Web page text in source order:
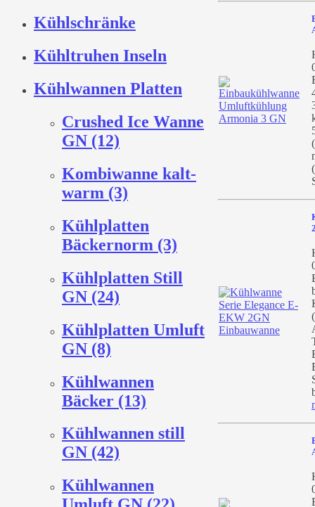
Kühlschränke
Kühltruhen Inseln
Kühlwannen Platten
Crushed Ice Wanne
GN (12)
Kombiwanne kalt-
warm (3)
Kühlplatten
Bäckernorm (3)
Kühlplatten Still
GN (24)
Kühlplatten Umluft
GN (8)
Kühlwannen
Bäcker (13)
Kühlwannen still
GN (42)
Kühlwannen